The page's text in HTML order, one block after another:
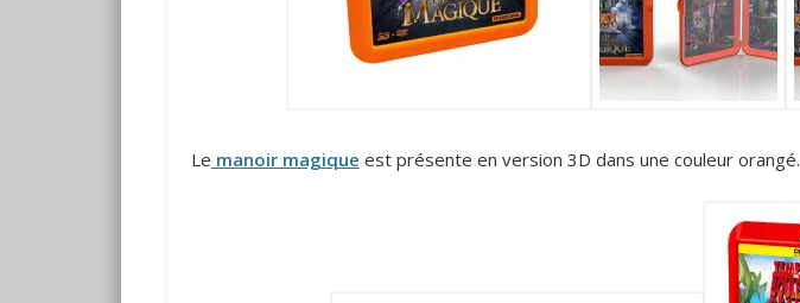
Le manoir magique est présente en version 3D dans une couleur orangé.